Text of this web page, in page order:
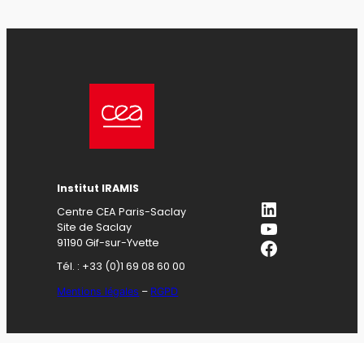
Institut IRAMIS
Centre CEA Paris-Saclay
Site de Saclay
91190 Gif-sur-Yvette
Tél. : +33 (0)1 69 08 60 00
Mentions légales – RGPD
LinkedIn
YouTube
Facebook